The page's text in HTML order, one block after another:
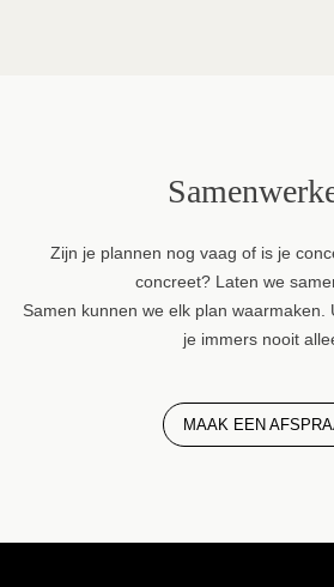
Zijn je plannen nog vaag of is je
concreet? Laten we
Samen kunnen we elk plan waarmaken.
je immers nooit
MAAK EEN